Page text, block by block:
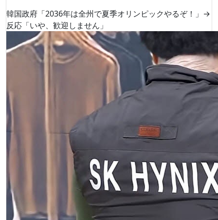
韓国政府「2036年は全州で夏季オリンピックやるぞ！」→
反応「いや、歓迎しません」